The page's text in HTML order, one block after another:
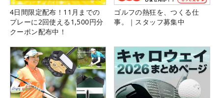
4日間限定配布！11月までの
プレーに2回使える1,500円分
クーポン配布中！
ゴルフの熱狂を、つくる仕
事。｜スタッフ募集中